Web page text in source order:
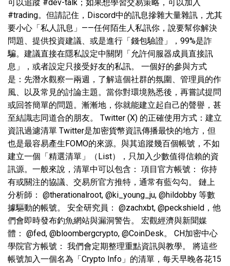
可以追蹤 #dev-talk；如果想學習交易策略，可以加入
#trading。但請記住，Discord中的訊息摻雜大量雜訊，尤其
要小心「私人訊息」——任何陌生人私訊你，說要幫你解決
問題、提供投資建議、或是進行「錢包驗證」，99%是詐
騙。建議直接在隱私設定中關閉「允許伺服器成員直接訊
息」，或者設定只接受好友的私訊。 一個好的參與方式
是：先潛水觀察一兩週，了解這個社群的氛圍、管理員的作
風、以及常見的討論主題。當你對環境熟悉後，再嘗試提問
或回答簡單的問題。漸漸地，你就能建立起自己的聲譽，甚
至結識志同道合的朋友。 Twitter (X) 的正確使用方式：建立
資訊過濾清單 Twitter是加密貨幣資訊傳播最快的地方，但
也是最容易產生FOMO的來源。與其追蹤幾百個帳號，不如
建立一個「精選清單」（List），只加入少數值得信賴的資
訊源。一般來說，清單中可以包含： 項目官方帳號： 你持
有或關注的協議、交易所官方推特，通常有藍勾勾。 鏈上
分析師： @therationalroot, @ki_young_ju, @hildobby 等數
據驅動的帳號。 安全研究員： @zachxbt, @peckshield，他
們會即時發布釣魚網站與漏洞警告。 宏觀經濟與新聞媒
體： @fed, @bloombergcrypto, @CoinDesk。 CH加密中心
學院官方帳號： 我們會定期整理重點資訊與教學。 將這些
帳號加入一個名為「Crypto Info」的清單，每天早晚各花15